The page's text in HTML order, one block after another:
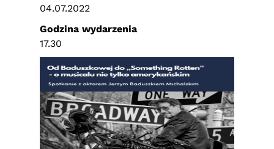
04.07.2022
Godzina wydarzenia
17.30